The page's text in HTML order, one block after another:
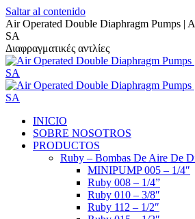
Saltar al contenido
Air Operated Double Diaphragm Pumps |
SA
Διαφραγματικές αντλίες
INICIO
SOBRE NOSOTROS
PRODUCTOS
Ruby – Bombas De Aire De
MINIPUMP 005 – 1/4″
Ruby 008 – 1/4”
Ruby 010 – 3/8″
Ruby 112 – 1/2″